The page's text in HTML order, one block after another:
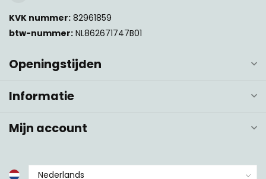
KVK nummer: 82961859
btw-nummer: NL862671747B01
Openingstijden
Informatie
Mijn account